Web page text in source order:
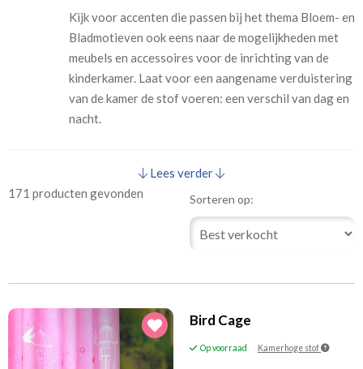
Kijk voor accenten die passen bij het thema Bloem- en
Bladmotieven ook eens naar de mogelijkheden met
meubels en accessoires voor de inrichting van de
kinderkamer. Laat voor een aangename verduistering
van de kamer de stof voeren: een verschil van dag en
nacht.
Lees verder
171 producten gevonden
Sorteren op:
Bird Cage
Op voorraad Kamerhoge stof